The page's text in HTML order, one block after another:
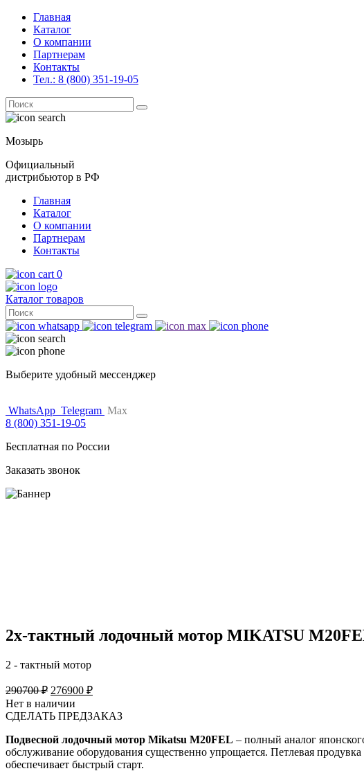
Главная
Каталог
О компании
Партнерам
Контакты
Тел.: 8 (800) 351-19-05
Поиск
for:
Мозырь
Официальный
дистрибьютор в РФ
Главная
Каталог
О компании
Партнерам
Контакты
0
Каталог товаров
Поиск
for:
Выберите удобный мессенджер
WhatsApp Telegram Max
8 (800) 351-19-05
Бесплатная по России
Заказать звонок
2х-тактный лодочный мотор MIKATSU
2 - тактный мотор
290700₽ Original
price
was:
276900 ₽Current
is:
Нет в наличии
СДЕЛАТЬ ПРЕДЗАКАЗ
Подвесной лодочный мотор Mikatsu M20FEL – полный аналог
обслуживание оборудования существенно упрощается. Петлевая
обеспечивает быстрый старт.